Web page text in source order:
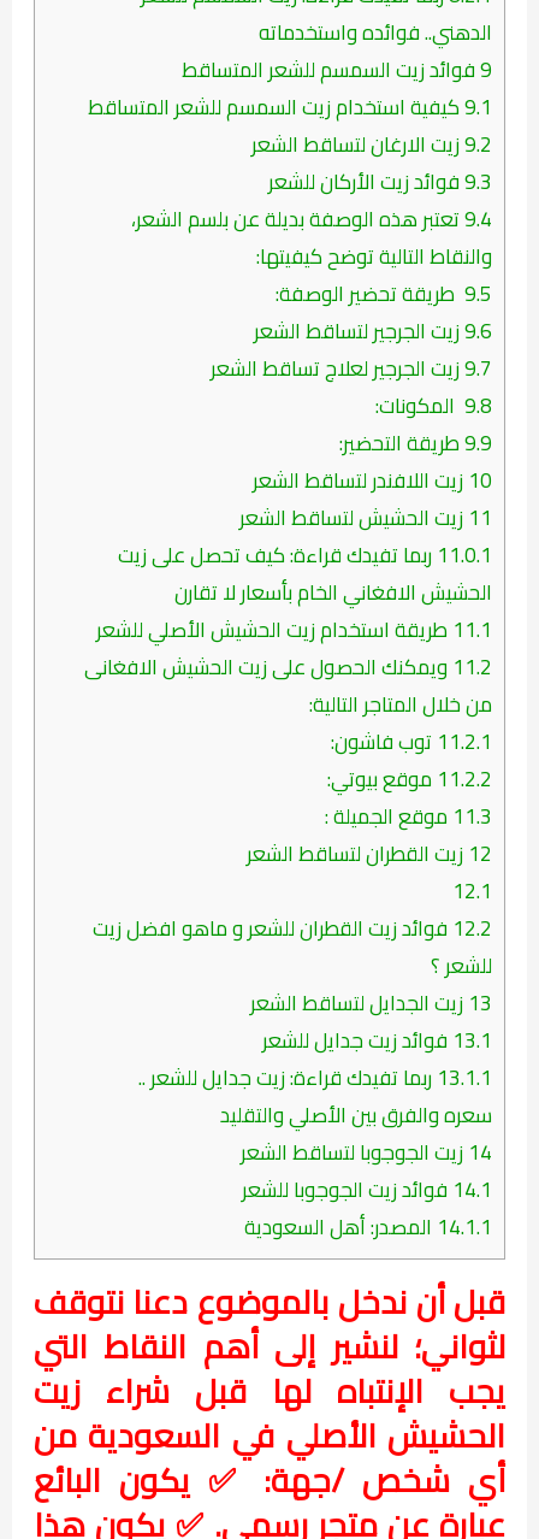
الدهني.. فوائده واستخدماته
9فوائد زيت السمسم للشعر المتساقط
9.1كيفية استخدام زيت السمسم للشعر المتساقط
9.2زيت الارغان لتساقط الشعر
9.3فوائد زيت الأركان للشعر
9.4تعتبر هذه الوصفة بديلة عن بلسم الشعر،
والنقاط التالية توضح كيفيتها:
9.5طريقة تحضير الوصفة:
9.6زيت الجرجير لتساقط الشعر
9.7زيت الجرجير لعلاج تساقط الشعر
9.8المكونات:
9.9طريقة التحضير:
10زيت اللافندر لتساقط الشعر
11زيت الحشيش لتساقط الشعر
11.0.1ربما تفيدك قراءة: كيف تحصل على زيت
الحشيش الافغاني الخام بأسعار لا تقارن
11.1طريقة استخدام زيت الحشيش الأصلي للشعر
11.2ويمكنك الحصول على زيت الحشيش الافغانى
من خلال المتاجر التالية:
11.2.1توب فاشون:
11.2.2موقع بيوتي:
11.3موقع الجميلة :
12زيت القطران لتساقط الشعر
12.1
12.2فوائد زيت القطران للشعر و ماهو افضل زيت
للشعر ؟
13زيت الجدايل لتساقط الشعر
13.1فوائد زيت جدايل للشعر
13.1.1ربما تفيدك قراءة: زيت جدايل للشعر ..
سعره والفرق بين الأصلي والتقليد
14زيت الجوجوبا لتساقط الشعر
14.1فوائد زيت الجوجوبا للشعر
14.1.1المصدر: أهل السعودية
قبل أن ندخل بالموضوع دعنا نتوقف
لثواني؛ لنشير إلى أهم النقاط التي
يجب الإنتباه لها قبل شراء زيت
الحشيش الأصلي في السعودية من
أي شخص /جهة: ✅ يكون البائع
عبارة عن متجر رسمي. ✅ يكون هذا